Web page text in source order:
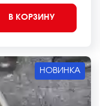
*Внешний вид
сайте.
В КОРЗИНУ
НОВИНКА